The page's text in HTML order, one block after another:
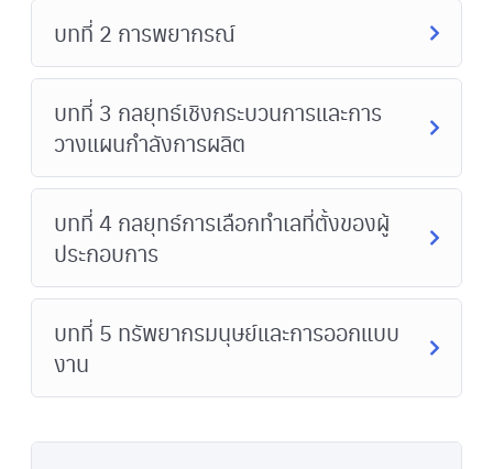
บทที่ 2 การพยากรณ์
บทที่ 3 กลยุทธ์เชิงกระบวนการและการ
วางแผนกำลังการผลิต
บทที่ 4 กลยุทธ์การเลือกทำเลที่ตั้งของผู้
ประกอบการ
บทที่ 5 ทรัพยากรมนุษย์และการออกแบบ
งาน